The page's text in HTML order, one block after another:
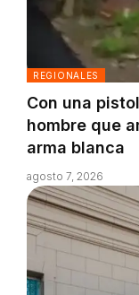
REGIONALES
Con una
hombre que
arma blanca
agosto 7, 2026